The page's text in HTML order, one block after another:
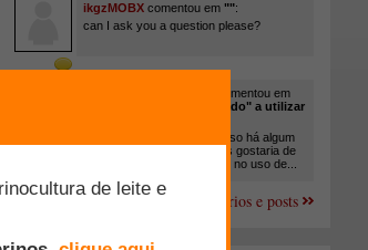
ikgzMOBX comentou em "":
can I ask you a question please?
comentou em
"Você está sendo "obrigado" a utilizar
Em minha propriedade, já uso há algum
tempo cana com ureia, mas gostaria de
um melhor aprofundamento no uso de...
Mais comentários e posts